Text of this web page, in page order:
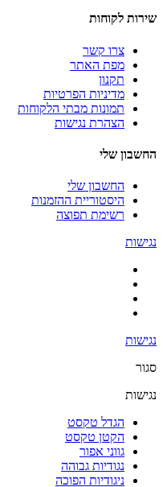
שירות לקוחות
צרו קשר
מפת האתר
תקנון
מדיניות הפרטיות
תמונות מבתי הלקוחות
הצהרת נגישות
החשבון שלי
החשבון שלי
היסטוריית ההזמנות
רשימת תפוצה
נגישות
נגישות
סגור
נגישות
הגדל טקסט
הקטן טקסט
גווני אפור
נגודיות גבוהה
ניגודיות הפוכה